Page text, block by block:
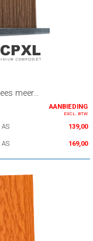
meer...
AANBIEDING
EXCL. BTW
139,00
169,00